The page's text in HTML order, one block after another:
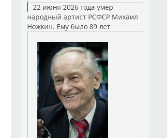
22 июня 2026 года умер
народный артист РСФСР Михаил
Ножкин. Ему было 89 лет